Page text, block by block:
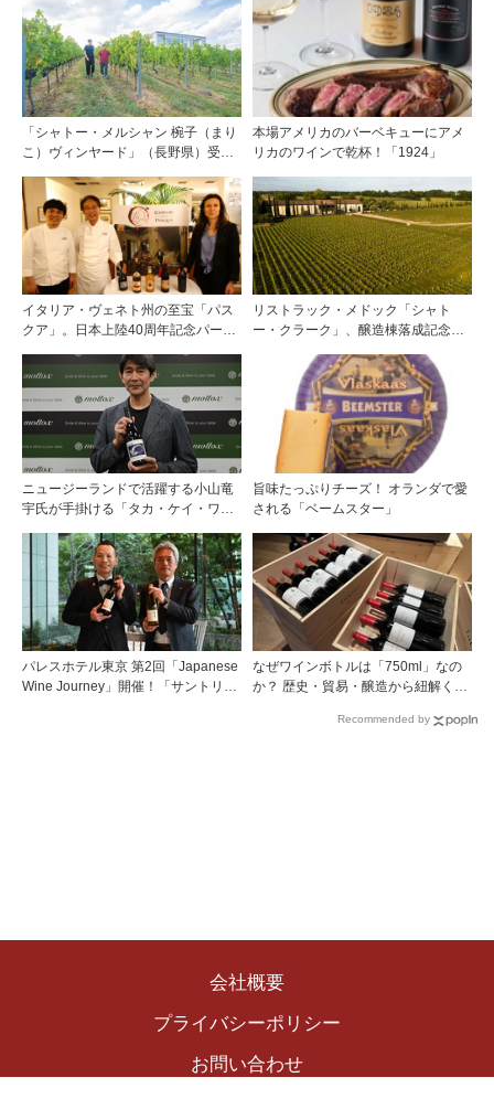
「シャトー・メルシャン 椀子（まり
こ）ヴィンヤード」（長野県）受け
の魅力
本場アメリカのバーベキューにアメ
リカのワインで乾杯！「1924」
イタリア・ヴェネト州の至宝「パス
クア」。日本上陸40周年記念パーテ
リストラック・メドック「シャト
ー・クラーク」、醸造棟落成記念夕
ニュージーランドで活躍する小山竜
宇氏が手掛ける「タカ・ケイ・ワイ
旨味たっぷりチーズ！ オランダで愛
される「ベームスター」
パレスホテル東京 第2回「Japanese
Wine Journey」開催！「サントリー
なぜワインボトルは「750ml」なの
か？ 歴史・貿易・醸造から紐解く4
Recommended by
会社概要
プライバシーポリシー
お問い合わせ